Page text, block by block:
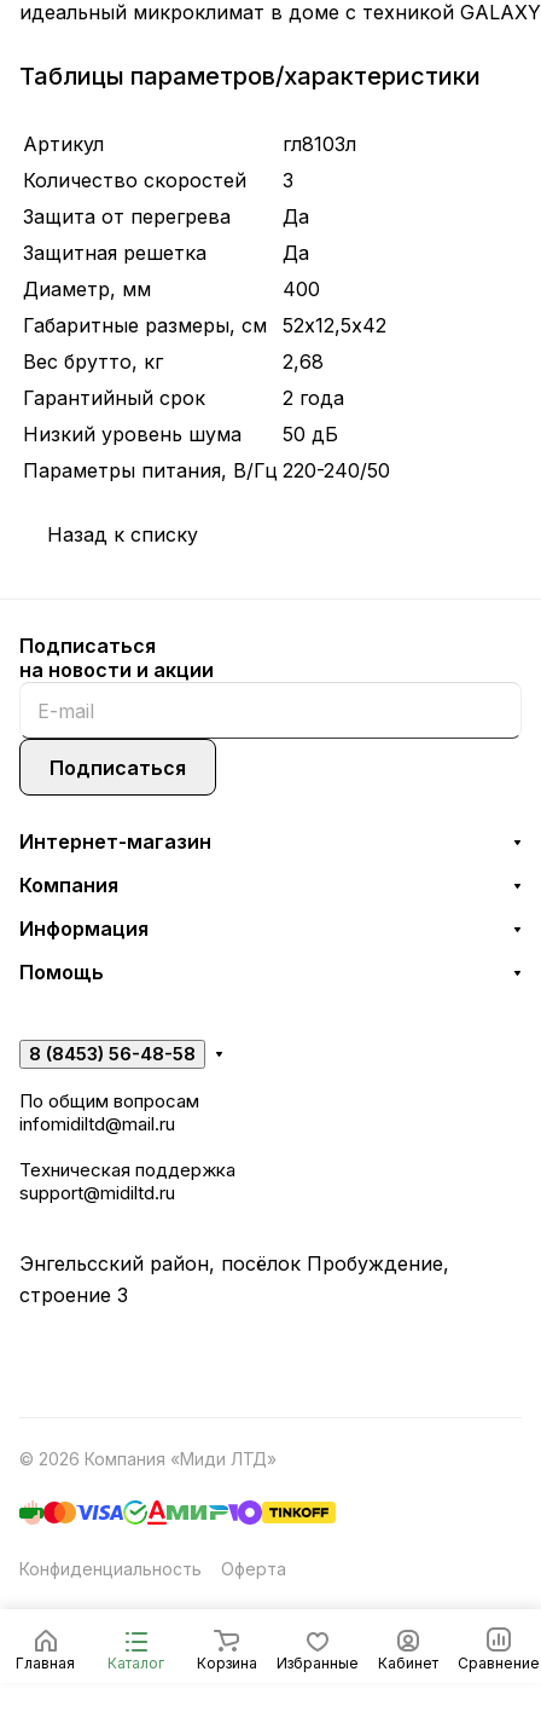
идеальный микроклимат в доме с техникой
Таблицы параметров/характеристики
Артикул
гл8103л
Количество скоростей
3
Защита от перегрева
Да
Защитная решетка
Да
Диаметр, мм
400
Габаритные размеры, см
52х12,5х42
Вес брутто, кг
2,68
Гарантийный срок
2 года
Низкий уровень шума
50 дБ
Параметры питания, В/Гц 220-240/50
Назад к списку
Главная Каталог Корзина Избранные Кабинет Сравнение
Подписаться
на новости и акции
Подписаться
Интернет-магазин
Компания
Информация
Помощь
8 (8453) 56-48-58
По общим вопросам
infomidiltd@mail.ru
Техническая поддержка
support@midiltd.ru
Энгельсский район, посёлок Пробуждение,
строение 3
© 2026 Компания «Миди ЛТД»
Конфиденциальность Оферта